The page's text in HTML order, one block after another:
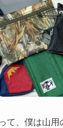
て、僕は山用